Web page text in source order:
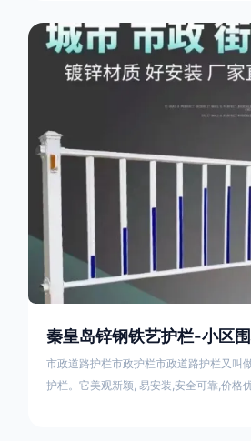
边丝护栏网由低碳钢丝（Q235材质）通
构，网片两侧各有一根加固的纵向钢丝（
连接固定。其表面通常采用镀锌、喷塑或
市政道路护栏市政护栏市政道路护栏又叫
护栏。它美观新颖, 易安装,安全可靠,价格